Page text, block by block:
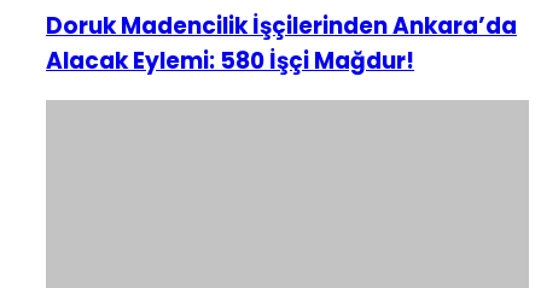
Doruk Madencilik İşçilerinden Ankara’da
Alacak Eylemi: 580 İşçi Mağdur!